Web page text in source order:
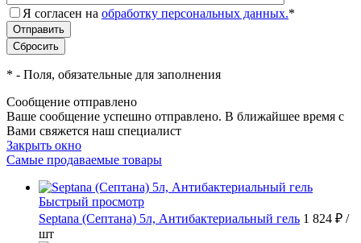
Я согласен на обработку персональных данных.*
* - Поля, обязательные для заполнения
Сообщение отправлено
Ваше сообщение успешно отправлено. В ближайшее время с
Вами свяжется наш специалист
Закрыть окно
Самые продаваемые товары
Быстрый просмотр
Septana (Септана) 5л, Антибактериальный гель 1 824 ₽ /
шт